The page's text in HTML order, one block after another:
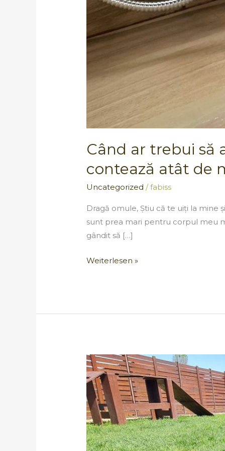
Când ar trebui să
contează atât de
Uncategorized /fabiss
Dragă omule, Știu că te uiți la mine
sunt prea mari pentru corpul meu
gândit să […]
experiență!
Weiterlesen »
De
la
un
Amstaff
-
despre
câinii